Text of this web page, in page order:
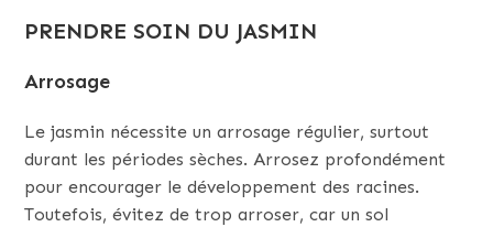
PRENDRE SOIN DU JASMIN
Arrosage
Le jasmin nécessite un arrosage régulier, surtout
durant les périodes sèches. Arrosez profondément
pour encourager le développement des racines.
Toutefois, évitez de trop arroser, car un sol